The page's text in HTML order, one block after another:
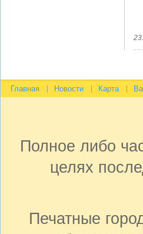
Главная Новости Карта
Полное либо
целях
Печатные